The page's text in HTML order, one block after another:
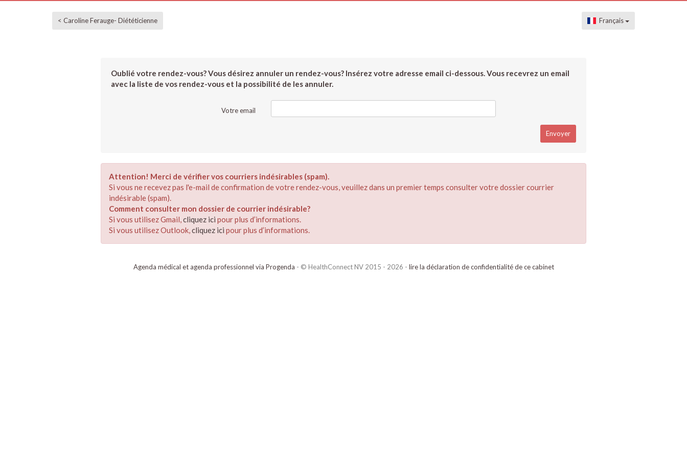
< Caroline Ferauge- Diététicienne Français
Oublié votre rendez-vous? Vous désirez annuler un rendez-vous? Insérez votre adresse email ci-dessous. Vous recevrez un email
avec la liste de vos rendez-vous et la possibilité de les annuler.
Votre email
Attention! Merci de vérifier vos courriers indésirables (spam).
Si vous ne recevez pas l'e-mail de confirmation de votre rendez-vous, veuillez dans un premier temps consulter votre dossier courrier
indésirable (spam).
Comment consulter mon dossier de courrier indésirable?
Si vous utilisez Gmail,cliquez ici pour plus d’informations.
Si vous utilisez Outlook,cliquez ici pour plus d’informations.
Agenda médical et agenda professionnel via Progenda - © HealthConnect NV 2015 - 2026 - lire la déclaration de confidentialité de ce cabinet